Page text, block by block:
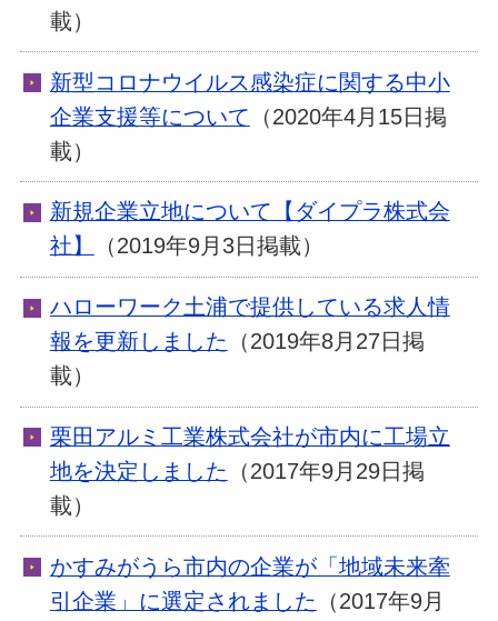
載）
新型コロナウイルス感染症に関する中小
企業支援等について （2020年4月15日掲
載）
新規企業立地について【ダイプラ株式会
社】
（2019年9月3日掲載）
ハローワーク土浦で提供している求人情
報を更新しました （2019年8月27日掲
載）
栗田アルミ工業株式会社が市内に工場立
地を決定しました （2017年9月29日掲
載）
かすみがうら市内の企業が「地域未来牽
引企業」に選定されました （2017年9月